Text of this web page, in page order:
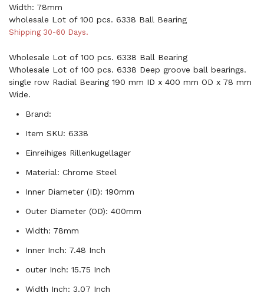
Width: 78mm
wholesale Lot of 100 pcs. 6338 Ball Bearing
Shipping 30-60 Days.
Wholesale Lot of 100 pcs. 6338 Ball Bearing
Wholesale Lot of 100 pcs. 6338 Deep groove ball bearings.
single row Radial Bearing 190 mm ID x 400 mm OD x 78 mm
Wide.
Brand:
Item SKU: 6338
Einreihiges Rillenkugellager
Material: Chrome Steel
Inner Diameter (ID): 190mm
Outer Diameter (OD): 400mm
Width: 78mm
Inner Inch: 7.48 Inch
outer Inch: 15.75 Inch
Width Inch: 3.07 Inch